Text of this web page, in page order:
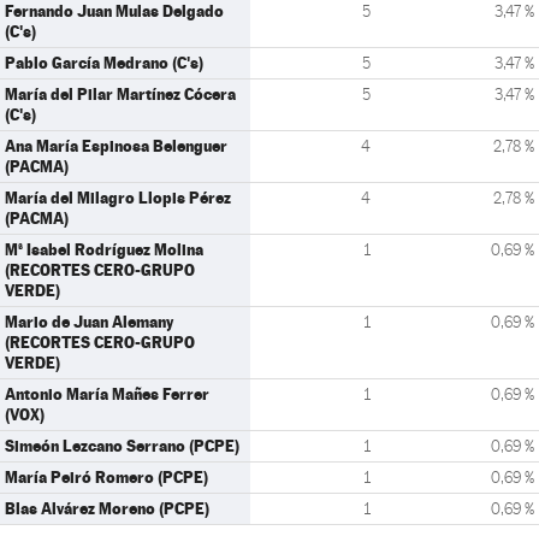
Fernando Juan Mulas Delgado
(C's)
5 3,47 %
Pablo García Medrano (C's) 5 3,47 %
María del Pilar Martínez Cócera
(C's)
5 3,47 %
Ana María Espinosa Belenguer
(PACMA)
4 2,78 %
María del Milagro Llopis Pérez
(PACMA)
4 2,78 %
Mª Isabel Rodríguez Molina
(RECORTES CERO-GRUPO
VERDE)
1 0,69 %
Mario de Juan Alemany
(RECORTES CERO-GRUPO
VERDE)
1 0,69 %
Antonio María Mañes Ferrer
(VOX)
1 0,69 %
Simeón Lezcano Serrano (PCPE) 1 0,69 %
María Peiró Romero (PCPE) 1 0,69 %
Blas Alvárez Moreno (PCPE) 1 0,69 %